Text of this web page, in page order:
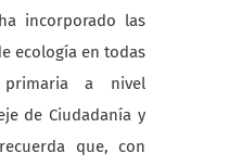
incorporado las
ecología en todas
a nivel
de Ciudadanía y
que, con